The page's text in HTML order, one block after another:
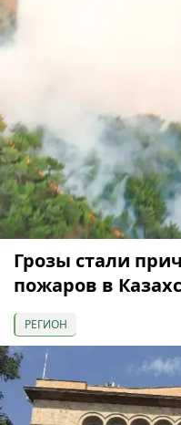
Грозы стали
пожаров в
РЕГИОН